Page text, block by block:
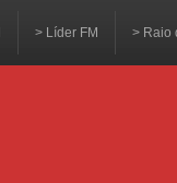
> Líder FM > Raio